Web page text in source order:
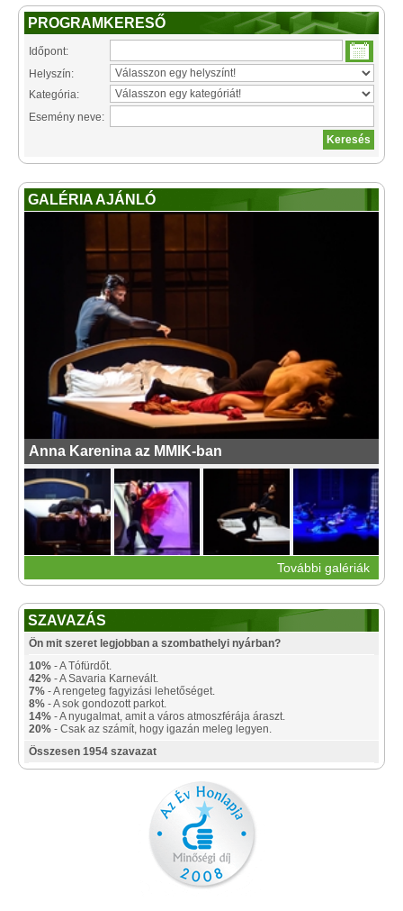
PROGRAMKERESŐ
Időpont:
Helyszín:
Kategória:
Esemény neve:
GALÉRIA AJÁNLÓ
Anna Karenina az MMIK-ban
További galériák
SZAVAZÁS
Ön mit szeret legjobban a szombathelyi nyárban?
10% - A Tófürdőt.
42% - A Savaria Karnevált.
7% - A rengeteg fagyizási lehetőséget.
8% - A sok gondozott parkot.
14% - A nyugalmat, amit a város atmoszférája áraszt.
20% - Csak az számít, hogy igazán meleg legyen.
Összesen 1954 szavazat